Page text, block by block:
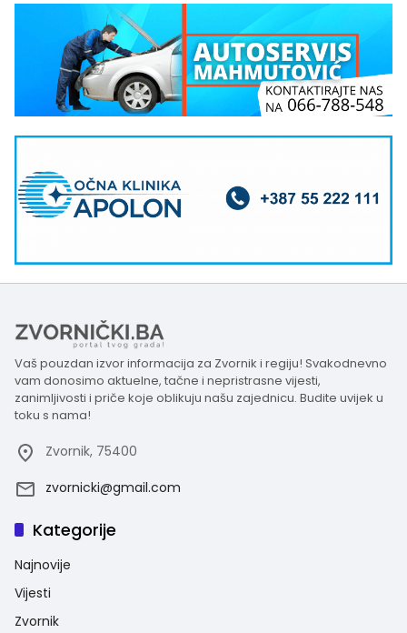
Vaš pouzdan izvor informacija za Zvornik i regiju! Svakodnevno
vam donosimo aktuelne, tačne i nepristrasne vijesti,
zanimljivosti i priče koje oblikuju našu zajednicu. Budite uvijek u
toku s nama!
Zvornik, 75400
zvornicki@gmail.com
Kategorije
Najnovije
Vijesti
Zvornik